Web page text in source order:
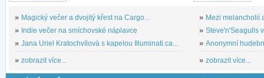
» Magický večer a dvojitý křest na Cargo...
» Indie večer na smíchovské náplavce
» Jana Uriel Kratochvílová s kapelou Illuminati.ca...
» zobrazit více...
» Mezi melancholií
» Steve'n'Seagulls
» Anonymní
» zobrazit více...